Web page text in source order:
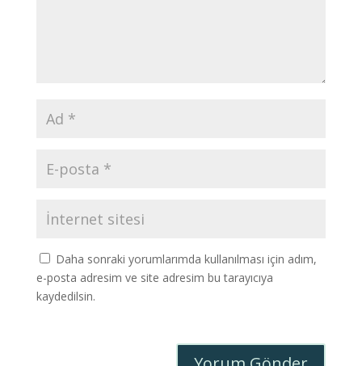
Daha sonraki yorumlarımda kullanılması için adım,
e-posta adresim ve site adresim bu tarayıcıya
kaydedilsin.